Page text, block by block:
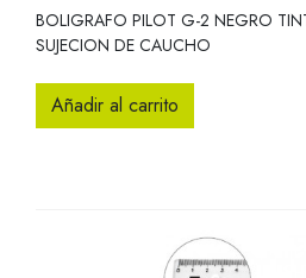
BOLIGRAFO PILOT G-2 NEGRO
SUJECION DE CAUCHO
Añadir al carrito